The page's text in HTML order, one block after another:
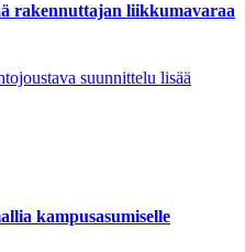
rakennuttajan liikkumavaraa
suunnittelu lisää
kampusasumiselle